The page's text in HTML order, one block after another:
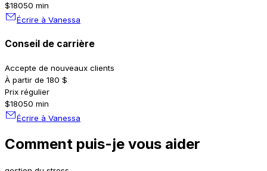
$18050 min
Écrire à Vanessa
Conseil de carrière
Accepte de nouveaux clients
À partir de 180 $
Prix régulier
$18050 min
Écrire à Vanessa
Comment puis-je vous aider